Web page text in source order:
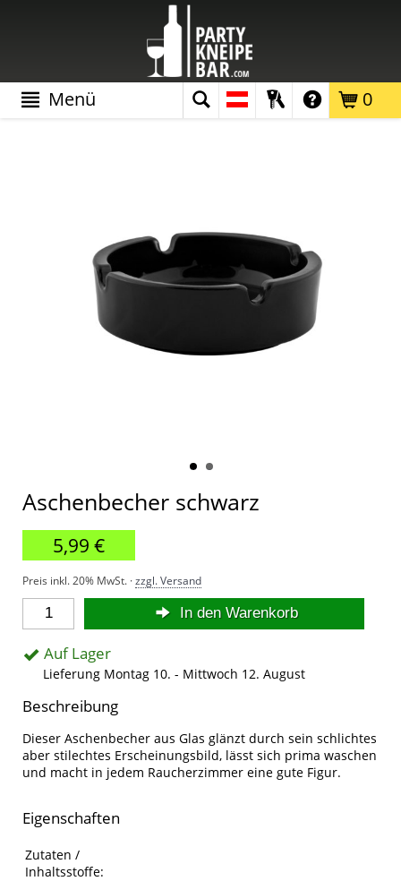
0
Menü
Aschenbecher schwarz
5,99 €
Preis inkl. 20% MwSt. ·zzgl. Versand
In den Warenkorb
Auf Lager
Lieferung Montag 10. - Mittwoch 12. August
Beschreibung
Dieser Aschenbecher aus Glas glänzt durch sein schlichtes
aber stilechtes Erscheinungsbild, lässt sich prima waschen
und macht in jedem Raucherzimmer eine gute Figur.
Eigenschaften
Eigenschaften des Produkts
Eigenschaft
Zutaten /
Inhaltsstoffe: